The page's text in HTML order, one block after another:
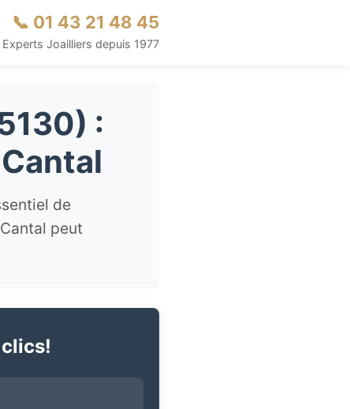
📞 01 43 21 48 45
Experts Joailliers depuis 1977
:
de
peut